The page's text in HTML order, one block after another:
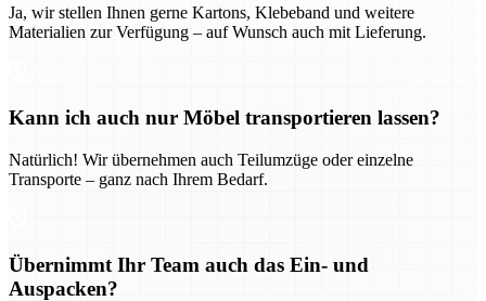
Ja, wir stellen Ihnen gerne Kartons, Klebeband und weitere
Materialien zur Verfügung – auf Wunsch auch mit Lieferung.
Kann ich auch nur Möbel transportieren lassen?
Natürlich! Wir übernehmen auch Teilumzüge oder einzelne
Transporte – ganz nach Ihrem Bedarf.
Übernimmt Ihr Team auch das Ein- und
Auspacken?